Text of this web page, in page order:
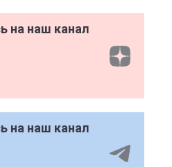
на наш канал
на наш канал